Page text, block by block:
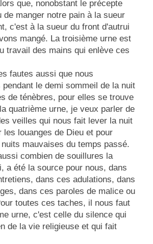
que, nonobstant le précepte
de manger notre pain à la sueur
c'est à la sueur du front d'autrui
mangé. La troisième urne est
travail des mains qui enlève ces
fautes aussi que nous
pendant le demi sommeil de la nuit
de ténèbres, pour elles se trouve
quatrième urne, je veux parler de
veilles qui nous fait lever la nuit
les louanges de Dieu et pour
mauvaises du temps passé.
combien de souillures la
a été la source pour nous, dans
dans ces adulations, dans
dans ces paroles de malice ou
toutes ces taches, il nous faut
urne, c'est celle du silence qui
de la vie religieuse et qui fait